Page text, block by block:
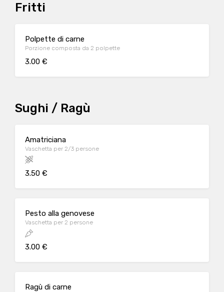
Fritti
Polpette di carne
Porzione composta da 2 polpette
3.00 €
Sughi / Ragù
Amatriciana
Vaschetta per 2/3 persone
3.50 €
Pesto alla genovese
Vaschetta per 2 persone
3.00 €
Ragù di carne